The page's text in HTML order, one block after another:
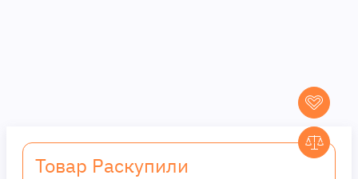
Товар Раскупили